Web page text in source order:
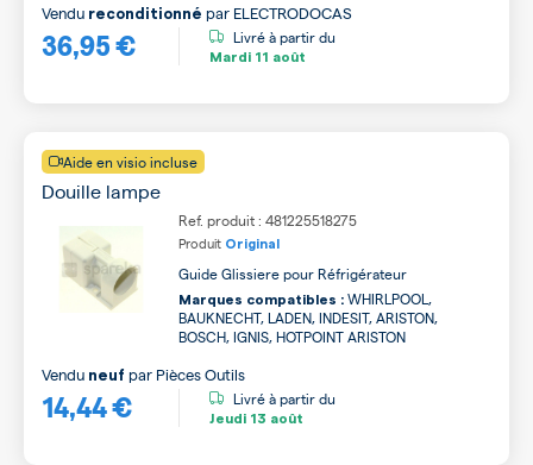
36,95 €
Vendu reconditionné par ELECTRODOCAS
Livré à partir du
Mardi 11 août
Aide en visio incluse
Douille lampe
Ref. produit : 481225518275
Produit Original
Guide Glissiere pour Réfrigérateur
Marques compatibles : WHIRLPOOL,
BAUKNECHT, LADEN, INDESIT, ARISTON,
BOSCH, IGNIS, HOTPOINT ARISTON
14,44 €
Vendu neuf par Pièces Outils
Livré à partir du
Jeudi 13 août